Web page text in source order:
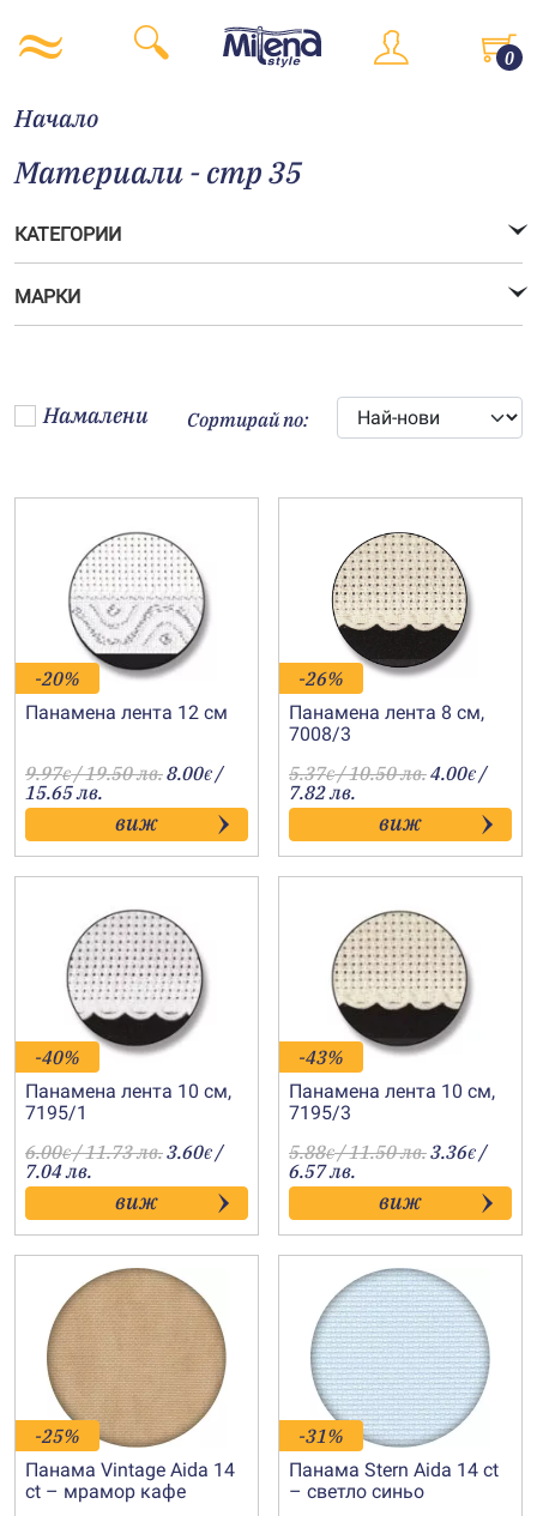
0
Начало
Материали - стр 35
КАТЕГОРИИ
МАРКИ
Намалени Сортирай по:
-20%
Панамена лента 12 см
9.97€/ 19.50 лв.8.00€ /
15.65 лв.
виж
-26%
Панамена лента 8 см,
7008/3
5.37€/ 10.50 лв.4.00€ /
7.82 лв.
виж
-40%
Панамена лента 10 см,
7195/1
6.00€/ 11.73 лв.3.60€ /
7.04 лв.
виж
-43%
Панамена лента 10 см,
7195/3
5.88€/ 11.50 лв.3.36€ /
6.57 лв.
виж
-25%
Панама Vintage Aida 14
ct – мрамор кафе
-31%
Панама Stern Aida 14 ct
– светло синьо